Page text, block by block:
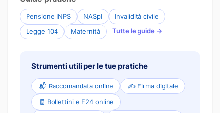
Pensione INPS NASpI
Invalidità civile
Legge 104
Maternità Tutte le guide →
Strumenti utili per le tue pratiche
📬 Raccomandata online ✍️ Firma digitale
🧾 Bollettini e F24 online